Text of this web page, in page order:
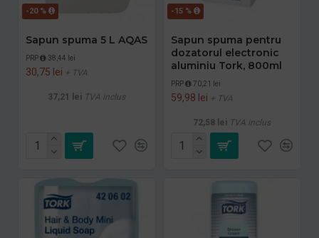
-20 %
Sapun spuma 5 L AQAS
PRP 38,44 lei
30,75 lei + TVA
37,21 lei TVA inclus
-15 %
Sapun spuma pentru
dozatorul electronic
aluminiu Tork, 800ml
PRP 70,21 lei
59,98 lei + TVA
72,58 lei TVA inclus